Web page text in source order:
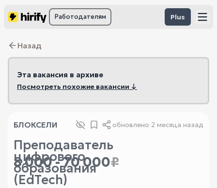
Работодателям Plus
Назад
Эта вакансия в архиве
Посмотреть похожие вакансии ↓
БЛОКСЕЛИ обновлено 2 месяца назад
Преподаватель
цифрового
образования
(EdTech)
8 000 - 70 000₽